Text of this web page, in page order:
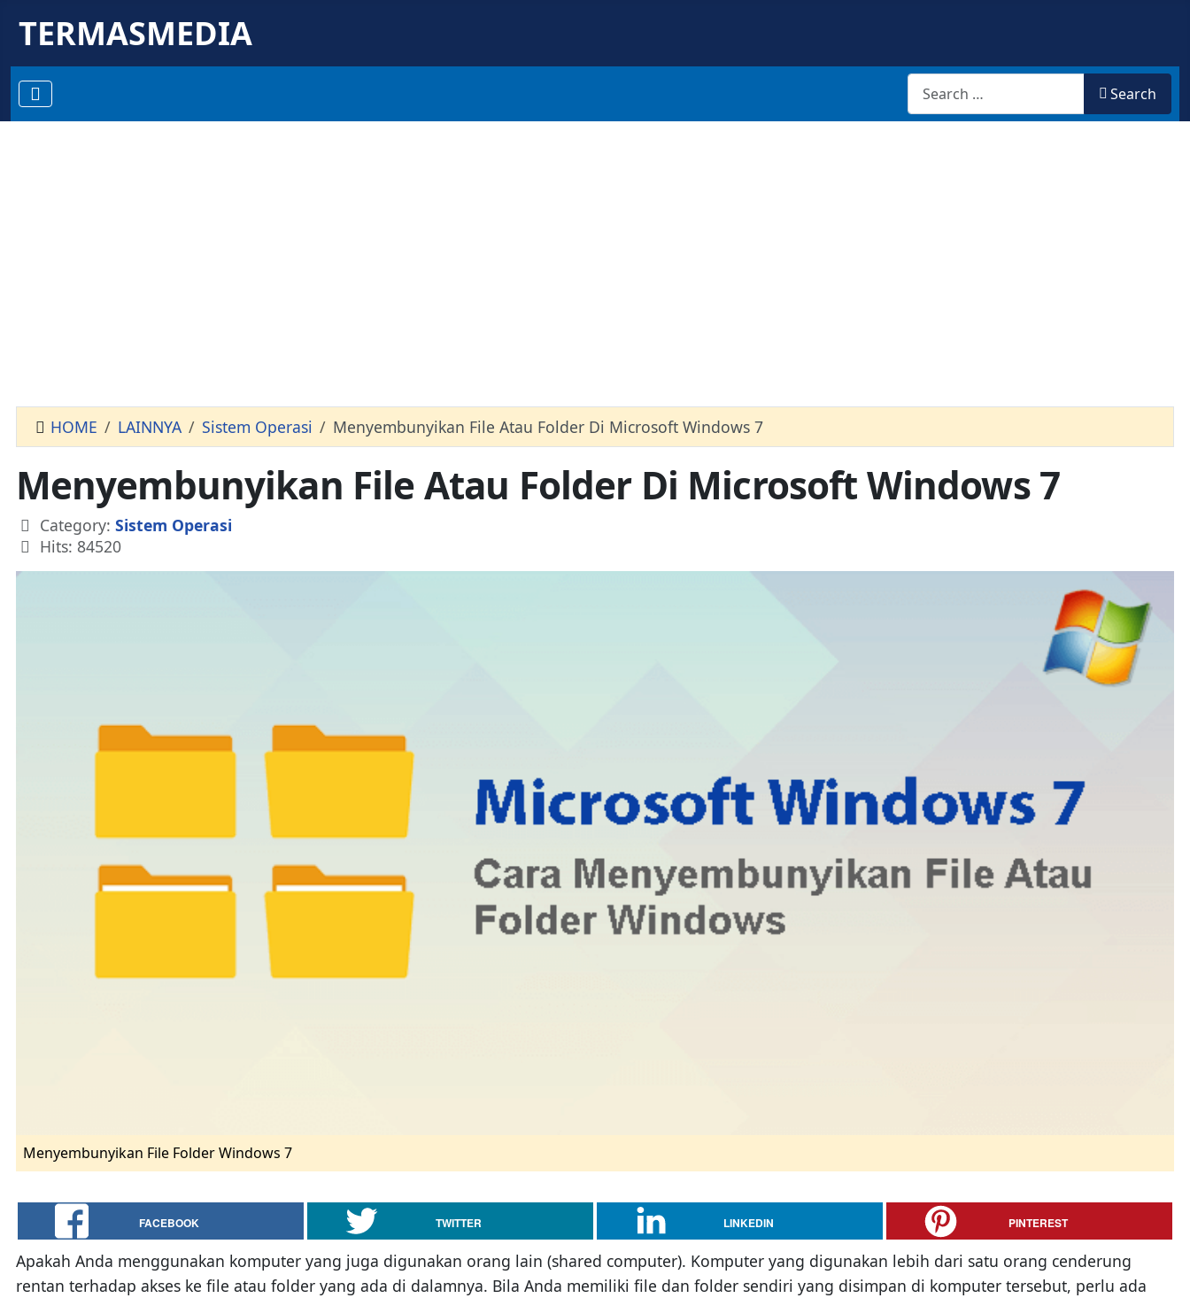
TERMASMEDIA
Search Search
HOME LAINNYA Sistem Operasi Menyembunyikan File Atau Folder Di Microsoft Windows 7
Menyembunyikan File Atau Folder Di Microsoft Windows 7
Details
Category: Sistem Operasi
Hits: 84520
Menyembunyikan File Folder Windows 7
FACEBOOK TWITTER LINKEDIN PINTEREST
Apakah Anda menggunakan komputer yang juga digunakan orang lain (shared computer). Komputer yang digunakan lebih dari satu orang cenderung
rentan terhadap akses ke file atau folder yang ada di dalamnya. Bila Anda memiliki file dan folder sendiri yang disimpan di komputer tersebut, perlu ada